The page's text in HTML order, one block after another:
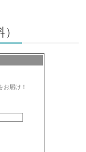
届け！